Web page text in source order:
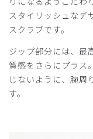
クロネコ様
購入確認済み
年齢:50代
黒のスクラブが欲
着のようになって
で非常に満足して
スタイリッシュなデ
スクラブです。
ジップ部分には、最
質感をさらにプラス
じないように、腕周
す。